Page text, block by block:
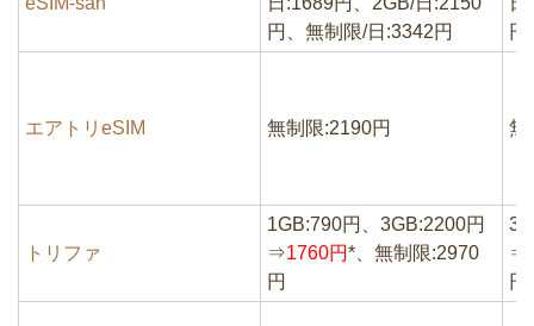
円、無制限/日:3342円
円
エアトリeSIM 無制限:2190円 無
トリファ
1GB:790円、3GB:2200円
⇒1760円*、無制限:2970
円
⇒
円